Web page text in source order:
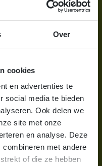
Over
cookies
en advertenties te
social media te bieden
Ook delen we
site met onze
en analyse. Deze
met andere
of die ze hebben